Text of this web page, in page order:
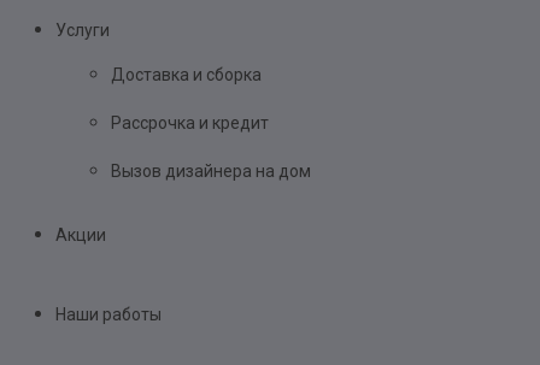
Услуги
Доставка и сборка
Рассрочка и кредит
Вызов дизайнера на дом
Акции
Наши работы